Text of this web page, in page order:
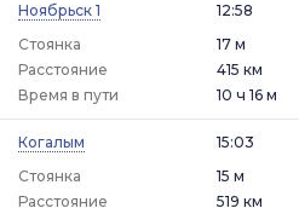
Ноябрьск 1
12:58
Стоянка
17 м
Расстояние
415 км
Время в пути
10 ч 16 м
Когалым
15:03
Стоянка
15 м
Расстояние 519 км